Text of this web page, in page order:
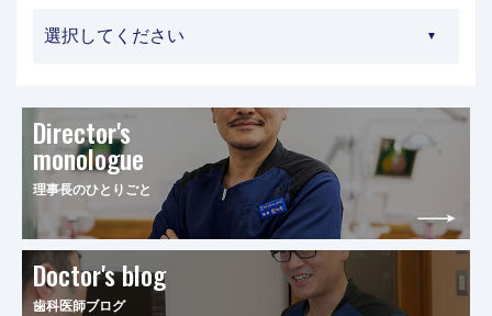
Director's
monologue
理事長のひとりごと
Doctor's blog
歯科医師ブログ